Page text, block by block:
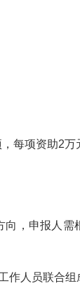
每项资助2万
，申报人需
作人员联合